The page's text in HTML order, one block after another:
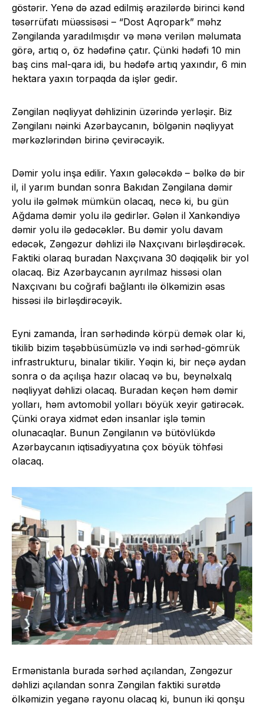
göstərir. Yenə də azad edilmiş ərazilərdə birinci kənd
təsərrüfatı müəssisəsi – “Dost Aqropark” məhz
Zəngilanda yaradılmışdır və mənə verilən məlumata
görə, artıq o, öz hədəfinə çatır. Çünki hədəfi 10 min
baş cins mal-qara idi, bu hədəfə artıq yaxındır, 6 min
hektara yaxın torpaqda da işlər gedir.
Zəngilan nəqliyyat dəhlizinin üzərində yerləşir. Biz
Zəngilanı nəinki Azərbaycanın, bölgənin nəqliyyat
mərkəzlərindən birinə çevirəcəyik.
Dəmir yolu inşa edilir. Yaxın gələcəkdə – bəlkə də bir
il, il yarım bundan sonra Bakıdan Zəngilana dəmir
yolu ilə gəlmək mümkün olacaq, necə ki, bu gün
Ağdama dəmir yolu ilə gedirlər. Gələn il Xankəndiyə
dəmir yolu ilə gedəcəklər. Bu dəmir yolu davam
edəcək, Zəngəzur dəhlizi ilə Naxçıvanı birləşdirəcək.
Faktiki olaraq buradan Naxçıvana 30 dəqiqəlik bir yol
olacaq. Biz Azərbaycanın ayrılmaz hissəsi olan
Naxçıvanı bu coğrafi bağlantı ilə ölkəmizin əsas
hissəsi ilə birləşdirəcəyik.
Eyni zamanda, İran sərhədində körpü demək olar ki,
tikilib bizim təşəbbüsümüzlə və indi sərhəd-gömrük
infrastrukturu, binalar tikilir. Yəqin ki, bir neçə aydan
sonra o da açılışa hazır olacaq və bu, beynəlxalq
nəqliyyat dəhlizi olacaq. Buradan keçən həm dəmir
yolları, həm avtomobil yolları böyük xeyir gətirəcək.
Çünki oraya xidmət edən insanlar işlə təmin
olunacaqlar. Bunun Zəngilanın və bütövlükdə
Azərbaycanın iqtisadiyyatına çox böyük töhfəsi
olacaq.
Ermənistanla burada sərhəd açılandan, Zəngəzur
dəhlizi açılandan sonra Zəngilan faktiki surətdə
ölkəmizin yeganə rayonu olacaq ki, bunun iki qonşu